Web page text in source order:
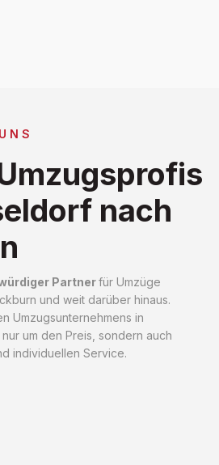
nach
Partnerfür Umzüge
und weit darüber hinaus.
Umzugsunternehmens in
um den Preis, sondern auch
individuellen Service.